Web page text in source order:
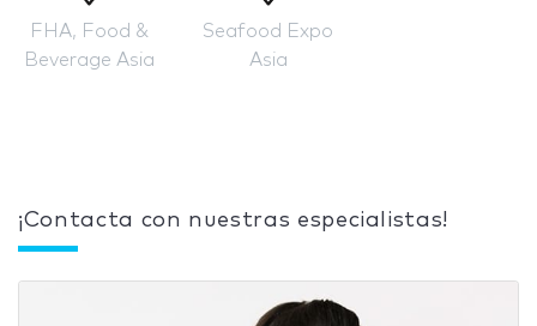
FHA, Food &
Beverage Asia
Seafood Expo
Asia
¡Contacta con nuestras especialistas!